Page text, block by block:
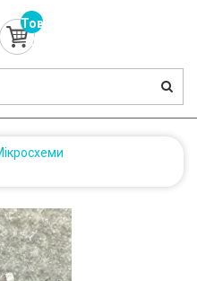
Товарів:
0
(0.0грн.)